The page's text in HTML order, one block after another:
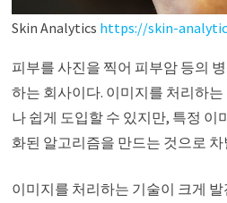
Skin Analytics https://skin-
피부를 사진을 찍어 피부암 등의
하는 회사이다. 이미지를 처리하
나 쉽게 도입할 수 있지만, 특정 이
화된 알고리즘을 만드는 것으로
이미지를 처리하는 기술이 크게